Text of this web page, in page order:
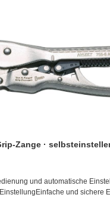
Zange ·
und automatische
und sichere